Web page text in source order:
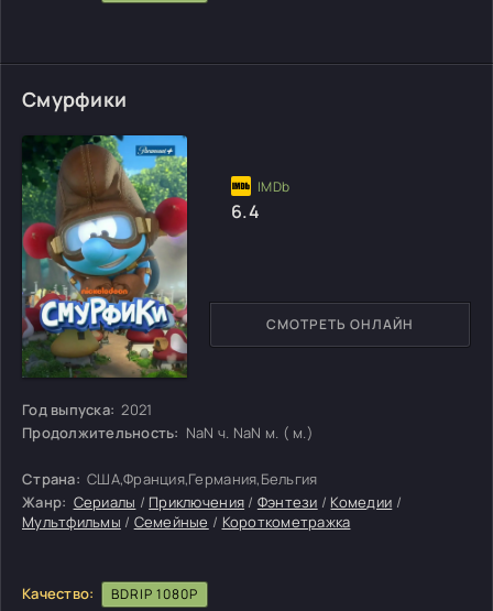
Смурфики
Год выпуска: 2021
Продолжительность: NaN ч. NaN м. ( м.)
Страна: США,Франция,Германия,Бельгия
Жанр: Сериалы / Приключения / Фэнтези / Комедии /
Мультфильмы / Семейные / Короткометражка
Качество: BDRIP 1080P
СМОТРЕТЬ ОНЛАЙН
6.4